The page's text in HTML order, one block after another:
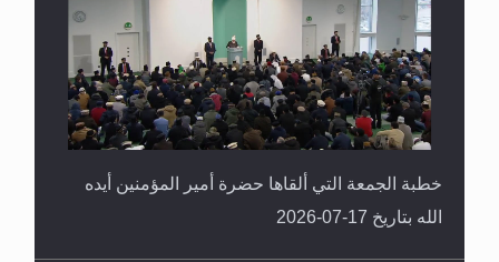
خطبة الجمعة التي ألقاها حضرة أمير المؤمنين أيده
الله بتاريخ 17-07-2026